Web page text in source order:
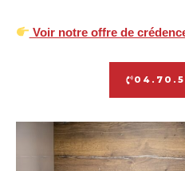
Voir notre offre de